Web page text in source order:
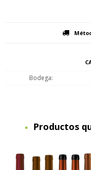
Bodega
Productos